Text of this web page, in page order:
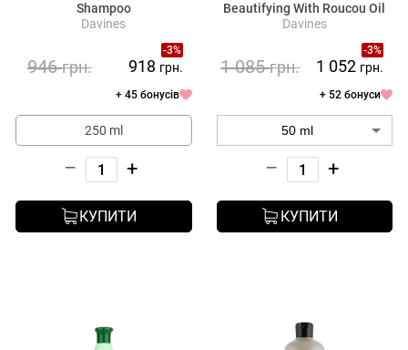
Shampoo
Davines
-3%
946грн. 918 грн.
+ 45 бонусів
250 ml
– +
КУПИТИ
Beautifying With Roucou Oil
Davines
-3%
1 085грн. 1 052 грн.
+ 52 бонуси
– +
КУПИТИ